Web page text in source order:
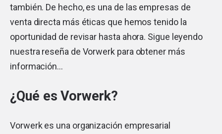
también. De hecho, es una de las empresas de
venta directa más éticas que hemos tenido la
oportunidad de revisar hasta ahora. Sigue leyendo
nuestra reseña de Vorwerk para obtener más
información…
¿Qué es Vorwerk?
Vorwerk es una organización empresarial